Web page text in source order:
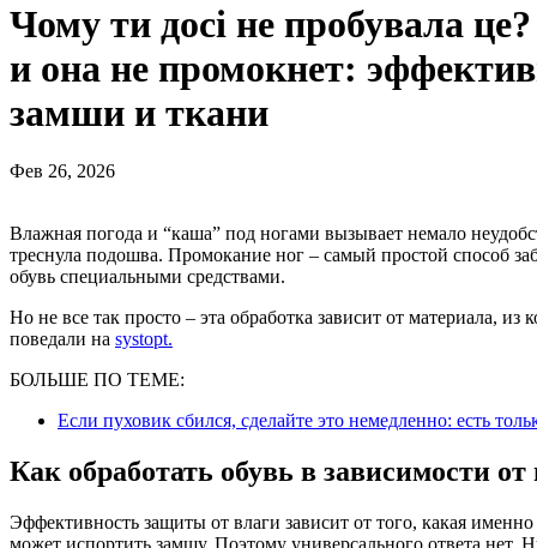
Чому ти досі не пробувала
и она не промокнет:
замши и ткани
Фев 26, 2026
Влажная погода и “каша” под ногами вызывает немало
треснула подошва. Промокание ног – самый простой способ
обувь специальными средствами.
Но не все так просто – эта обработка зависит от материала,
поведали на systopt.
БОЛЬШЕ ПО ТЕМЕ:
Если пуховик сбился, сделайте это немедленно: есть
Как обработать обувь в зависимости от
Эффективность защиты от влаги зависит от того, какая
может испортить замшу. Поэтому универсального ответа нет.